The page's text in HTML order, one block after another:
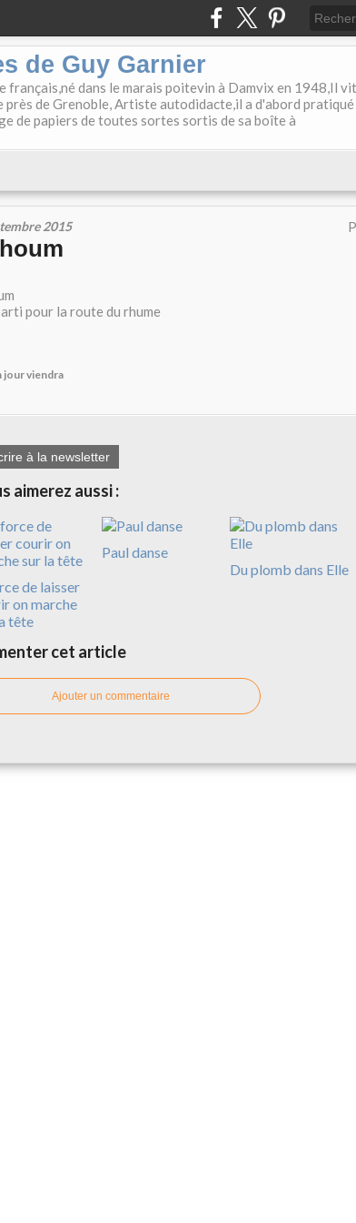
de Guy Garnier
dans le marais poitevin à Damvix en 1948,Il vit
de Grenoble, Artiste autodidacte,il a d'abord pratiqué
de papiers de toutes sortes sortis de sa boîte à
2015
pour la route du rhume
jour viendra
à la newsletter
aimerez aussi :
de laisser
on marche
tête
Paul danse
Du plomb dans Elle
cet article
Ajouter un commentaire